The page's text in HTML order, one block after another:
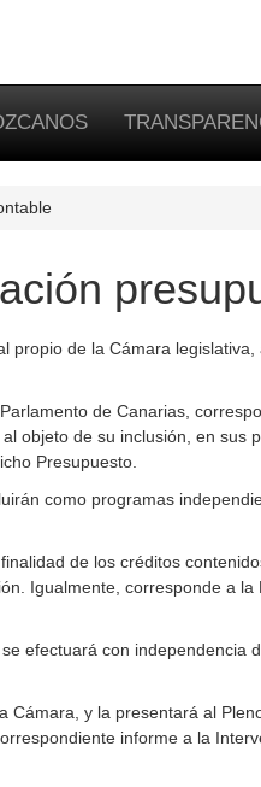
propio de la Cámara
de Canarias,
objeto de su inclusión, en
Presupuesto.
como programas
de los créditos
Igualmente, corresponde a
efectuará con
Cámara, y la presentará al
informe a la